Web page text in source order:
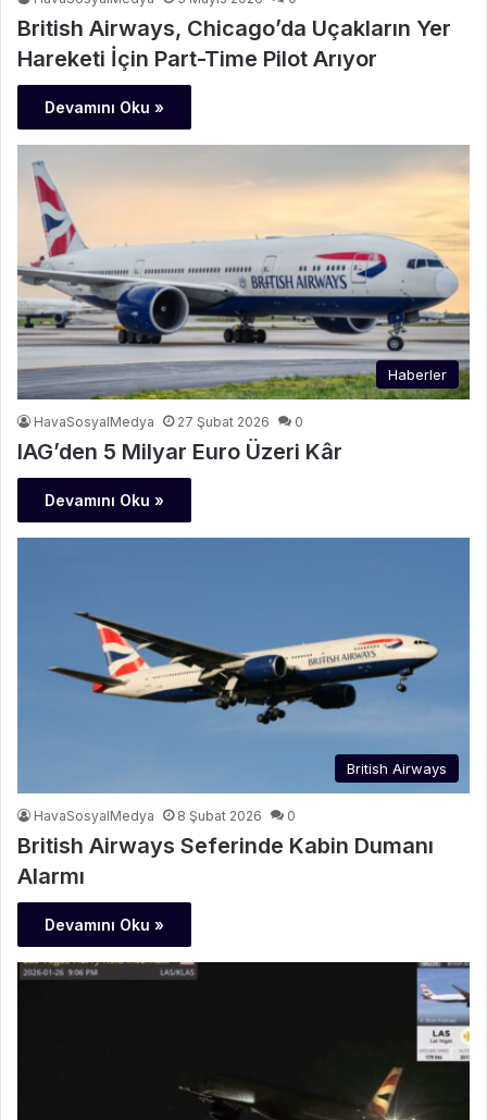
British Airways, Chicago’da Uçakların Yer
Hareketi İçin Part-Time Pilot Arıyor
Devamını Oku »
Haberler
HavaSosyalMedya 27 Şubat 2026 0
IAG’den 5 Milyar Euro Üzeri Kâr
Devamını Oku »
British Airways
HavaSosyalMedya 8 Şubat 2026 0
British Airways Seferinde Kabin Dumanı
Alarmı
Devamını Oku »